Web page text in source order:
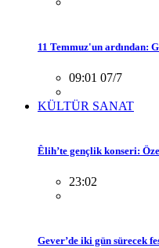
11 Temmuz'un ardından:
09:01 07/7
KÜLTÜR SANAT
Êlih’te gençlik konseri:
23:02
Gever’de iki gün sürecek